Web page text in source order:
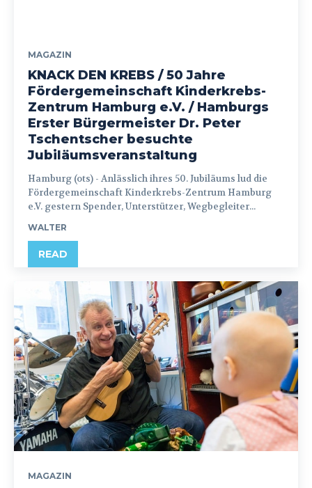
MAGAZIN
KNACK DEN KREBS / 50 Jahre
Fördergemeinschaft Kinderkrebs-
Zentrum Hamburg e.V. / Hamburgs
Erster Bürgermeister Dr. Peter
Tschentscher besuchte
Jubiläumsveranstaltung
Hamburg (ots) - Anlässlich ihres 50. Jubiläums lud die
Fördergemeinschaft Kinderkrebs-Zentrum Hamburg
e.V. gestern Spender, Unterstützer, Wegbegleiter...
WALTER
READ
MAGAZIN